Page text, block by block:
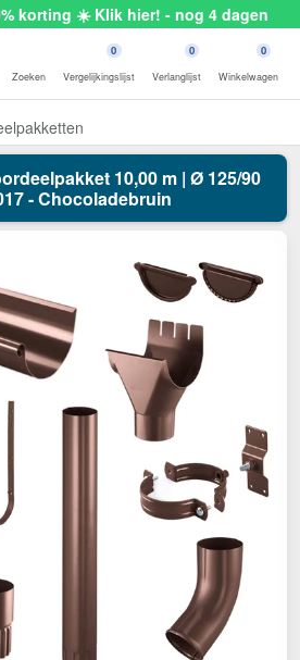
korting ☀️ Klik hier! - nog 4 dagen
Zoeken
0
Vergelijkingslijst
0
Verlanglijst
0
Winkelwagen
10,00 m | Ø 125/90
- Chocoladebruin